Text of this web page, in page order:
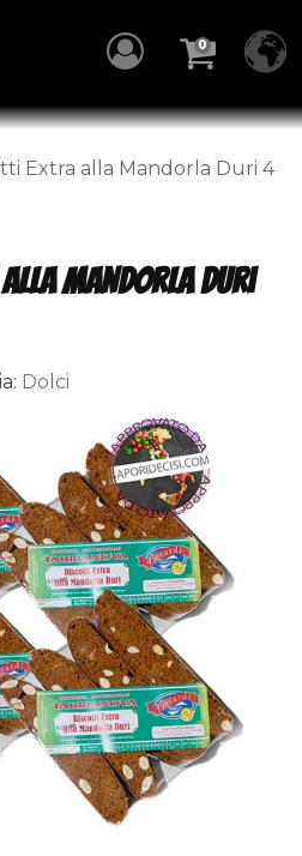
0
Extra alla Mandorla Duri 4
Mandorla Duri
Dolci